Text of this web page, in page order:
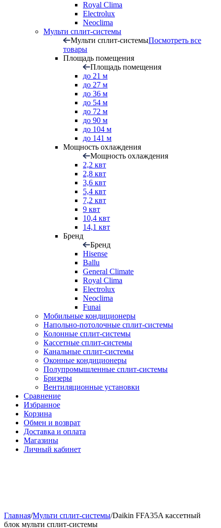
Royal Clima
Electrolux
Neoclima
Мульти сплит-системы
Мульти сплит-системыПосмотреть все
товары
Площадь помещения
Площадь помещения
до 21 м
до 27 м
до 36 м
до 54 м
до 72 м
до 90 м
до 104 м
до 141 м
Мощность охлаждения
Мощность охлаждения
2,2 квт
2,8 квт
3,6 квт
5,4 квт
7,2 квт
9 квт
10,4 квт
14,1 квт
Бренд
Бренд
Hisense
Ballu
General Climate
Royal Clima
Electrolux
Neoclima
Funai
Мобильные кондиционеры
Напольно-потолоч​ные ​сплит-системы
Колонные ​​сплит-системы
Кассетные сплит-системы
Канальные сплит-системы
Оконные кондиционеры
Полупромышленные сплит-системы
Бризеры
Вентиляционные установки
Сравнение
Избранное
Корзина
Обмен и возврат
Доставка и оплата
Магазины
Личный кабинет
Главная/Мульти сплит-системы/Daikin FFA35A кассетный
блок мульти сплит-системы